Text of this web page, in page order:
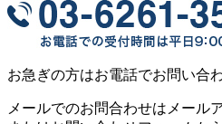
お急ぎの方はお電話でお問い合
メールでのお問合わせはメール